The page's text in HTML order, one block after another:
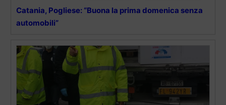
Catania, Pogliese: “Buona la prima domenica senza
automobili”